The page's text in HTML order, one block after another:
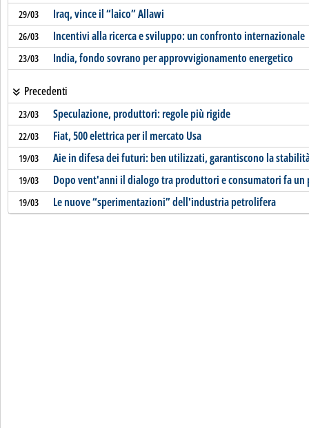
29/03 Iraq, vince il “laico” Allawi
26/03 Incentivi alla ricerca e sviluppo: un confronto internazionale
23/03 India, fondo sovrano per approvvigionamento energetico
Precedenti
23/03 Speculazione, produttori: regole più rigide
22/03 Fiat, 500 elettrica per il mercato Usa
19/03 Aie in difesa dei futuri: ben utilizzati, garantiscono la
19/03 Dopo vent'anni il dialogo tra produttori e consumatori fa un
19/03 Le nuove “sperimentazioni” dell'industria petrolifera